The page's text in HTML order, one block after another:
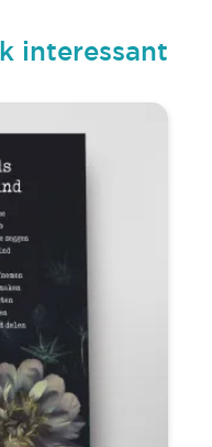
interessant